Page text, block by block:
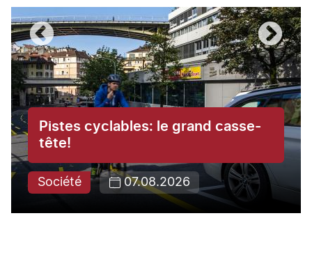
Pistes cyclables: le grand casse-
tête!
Société 07.08.2026